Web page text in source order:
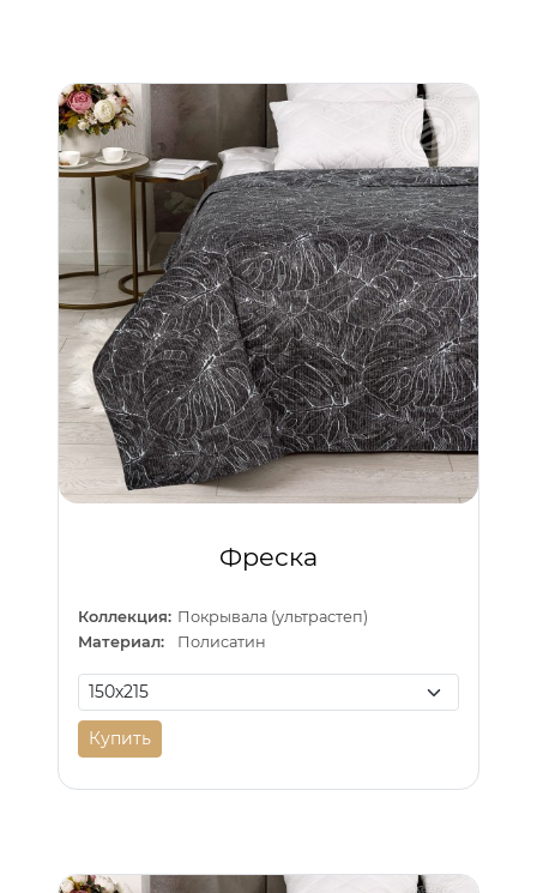
Фреска
Коллекция: Покрывала (ультрастеп)
Материал:
Полисатин
Купить